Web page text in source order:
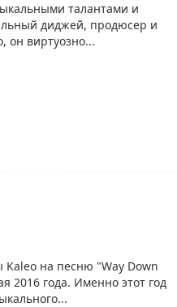
талантами и
диджей, продюсер и
он виртуозно...
Kaleo на песню "Way Down
2016 года. Именно этот год